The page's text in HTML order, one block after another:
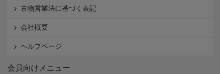
古物営業法に基づく表記
会社概要
ヘルプページ
会員向けメニュー